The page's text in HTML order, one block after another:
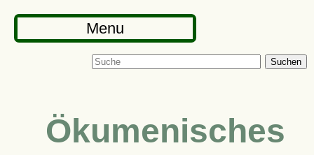
Menu
Suchen
Ökumenisches